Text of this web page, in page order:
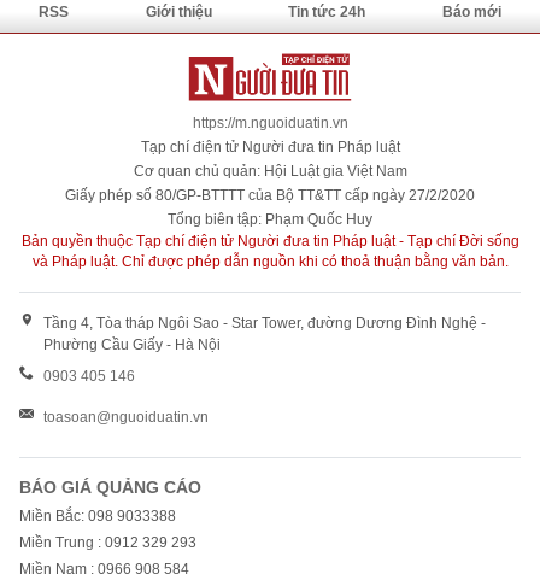
RSS Giới thiệu Tin tức 24h Báo mới
https://m.nguoiduatin.vn
Tạp chí điện tử Người đưa tin Pháp luật
Cơ quan chủ quản: Hội Luật gia Việt Nam
Giấy phép số 80/GP-BTTTT của Bộ TT&TT cấp ngày 27/2/2020
Tổng biên tập: Phạm Quốc Huy
Bản quyền thuộc Tạp chí điện tử Người đưa tin Pháp luật - Tạp chí Đời sống
và Pháp luật. Chỉ được phép dẫn nguồn khi có thoả thuận bằng văn bản.
Tầng 4, Tòa tháp Ngôi Sao - Star Tower, đường Dương Đình Nghệ -
Phường Cầu Giấy - Hà Nội
0903 405 146
toasoan@nguoiduatin.vn
BÁO GIÁ QUẢNG CÁO
Miền Bắc: 098 9033388
Miền Trung : 0912 329 293
Miền Nam : 0966 908 584